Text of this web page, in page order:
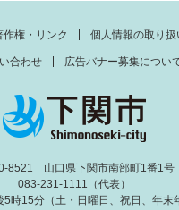
作権・リンク 個人情報の取り扱
合わせ 広告バナー募集につい
8521 山口県下関市南部町1番1号
083-231-1111（代表）
時15分（土・日曜日、祝日、年末